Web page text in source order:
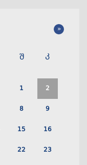
»
შ კ
1 2
8 9
15 16
22 23